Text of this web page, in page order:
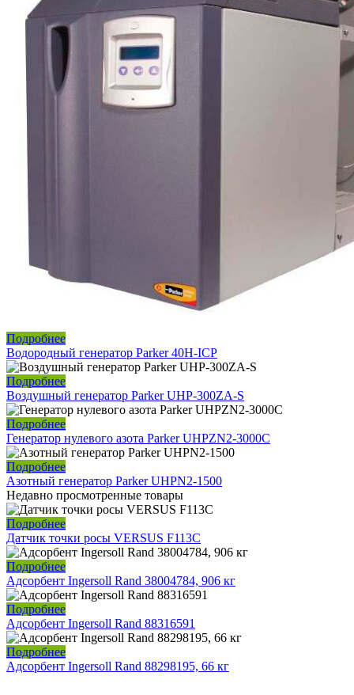
Подробнее
Водородный генератор Parker 40H-ICP
Подробнее
Воздушный генератор Parker UHP-300ZA-S
Подробнее
Генератор нулевого азота Parker UHPZN2-3000C
Подробнее
Азотный генератор Parker UHPN2-1500
Недавно просмотренные товары
Подробнее
Датчик точки росы VERSUS F113C
Подробнее
Адсорбент Ingersoll Rand 38004784, 906 кг
Подробнее
Адсорбент Ingersoll Rand 88316591
Подробнее
Адсорбент Ingersoll Rand 88298195, 66 кг